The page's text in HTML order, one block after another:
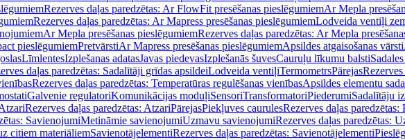
Rezerves daļas paredzētas: Ar FlowFit presēšanas pieslēgumiemAr Mepla
Rezerves daļas paredzētas: Ar Mapress presēšanas pieslēgumiemLodveida ventiļi
Ar Mepla presēšanas pieslēgumiemRezerves daļas paredzētas: Ar Mepla
pieslēgumiemPretvārstiAr Mapress presēšanas pieslēgumiemApsildes atgaisošanas vārsti
LīmlentesIzplešanas adatasJavas piedevasIzplešanās šuvesCauruļu līkumu balsti
daļas paredzētas: Sadalītāji grīdas apsildeiLodveida ventiļiTermometrsPārejasRezerves
Rezerves daļas paredzētas: Temperatūras regulēšanas vienībasApsildes elementu
Galvenie regulatoriKomunikācijas moduļiSensoriTransformatoriPiederumiSadalītāju
Rezerves daļas paredzētas: AtzariPārejasPiekļuves caurulesRezerves daļas paredzētas:
SavienojumiMetināmie savienojumiUzmavu savienojumiRezerves daļas paredzētas:
citiem materiāliemSavienotājelementiRezerves daļas paredzētas: Savienotājelementi